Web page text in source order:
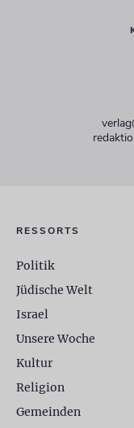
RESSORTS
Politik
Jüdische Welt
Israel
Unsere Woche
Kultur
Religion
Gemeinden